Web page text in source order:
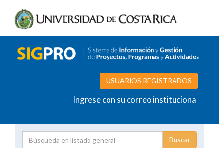
USUARIOS REGISTRADOS
Ingrese con su correo institucional